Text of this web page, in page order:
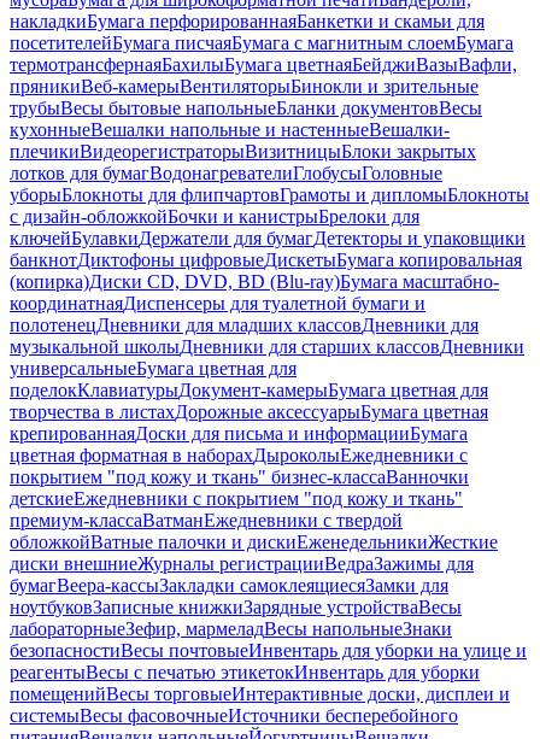
накладкиБумага перфорированнаяБанкетки и скамьи для
посетителейБумага писчаяБумага с магнитным слоемБумага
термотрансфернаяБахилыБумага цветнаяБейджиВазыВафли,
пряникиВеб-камерыВентиляторыБинокли и зрительные
трубыВесы бытовые напольныеБланки документовВесы
кухонныеВешалки напольные и настенныеВешалки-
плечикиВидеорегистраторыВизитницыБлоки закрытых
лотков для бумагВодонагревателиГлобусыГоловные
уборыБлокноты для флипчартовГрамоты и дипломыБлокноты
с дизайн-обложкойБочки и канистрыБрелоки для
ключейБулавкиДержатели для бумагДетекторы и упаковщики
банкнотДиктофоны цифровыеДискетыБумага копировальная
(копирка)Диски CD, DVD, BD (Blu-ray)Бумага масштабно-
координатнаяДиспенсеры для туалетной бумаги и
полотенецДневники для младших классовДневники для
музыкальной школыДневники для старших классовДневники
универсальныеБумага цветная для
поделокКлавиатурыДокумент-камерыБумага цветная для
творчества в листахДорожные аксессуарыБумага цветная
крепированнаяДоски для письма и информацииБумага
цветная форматная в наборахДыроколыЕжедневники с
покрытием "под кожу и ткань" бизнес-классаВанночки
детскиеЕжедневники с покрытием "под кожу и ткань"
премиум-классаВатманЕжедневники с твердой
обложкойВатные палочки и дискиЕженедельникиЖесткие
диски внешниеЖурналы регистрацииВедраЗажимы для
бумагВеера-кассыЗакладки самоклеящиесяЗамки для
ноутбуковЗаписные книжкиЗарядные устройстваВесы
лабораторныеЗефир, мармеладВесы напольныеЗнаки
безопасностиВесы почтовыеИнвентарь для уборки на улице и
реагентыВесы с печатью этикетокИнвентарь для уборки
помещенийВесы торговыеИнтерактивные доски, дисплеи и
системыВесы фасовочныеИсточники бесперебойного